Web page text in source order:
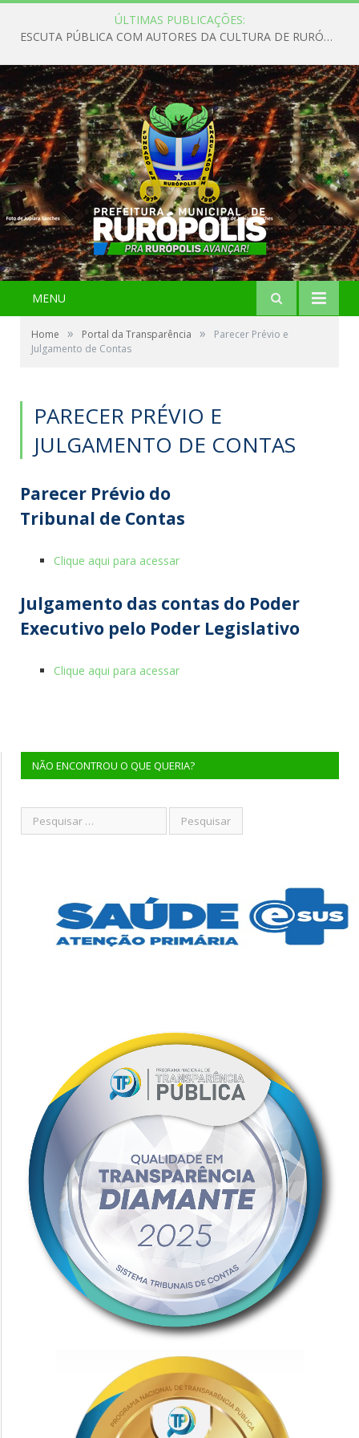
ÚLTIMAS PUBLICAÇÕES:
ESCUTA PÚBLICA COM AUTORES DA CULTURA DE RURÓPOLIS
MENU
Home » Portal da Transparência »
Parecer Prévio e
Julgamento de Contas
PARECER PRÉVIO E
JULGAMENTO DE CONTAS
Parecer Prévio do
Tribunal de Contas
Clique aqui para acessar
Julgamento das contas do Poder
Executivo pelo Poder Legislativo
Clique aqui para acessar
NÃO ENCONTROU O QUE QUERIA?